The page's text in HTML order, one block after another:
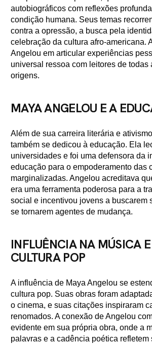
autobiográficos com reflexões
condição humana. Seus temas
contra a opressão, a busca pela
celebração da cultura afro-americana.
Angelou em articular experiências
universal ressoa com leitores de todas
origens.
MAYA ANGELOU E A
Além de sua carreira literária e
também se dedicou à educação. Ela
universidades e foi uma defensora da
educação para o empoderamento das
marginalizadas. Angelou acreditava
era uma ferramenta poderosa para a
social e incentivou jovens a buscarem
se tornarem agentes de mudança.
INFLUÊNCIA NA MÚSICA
CULTURA POP
A influência de Maya Angelou se
cultura pop. Suas obras foram
o cinema, e suas citações inspiraram
renomados. A conexão de Angelou
evidente em sua própria obra, onde a
palavras e a cadência poética refletem